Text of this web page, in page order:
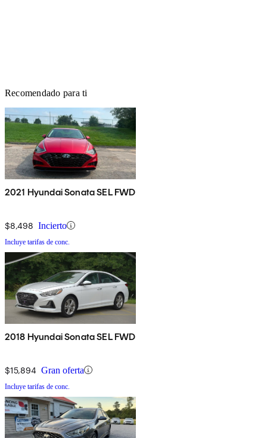
Recomendado para ti
2021 Hyundai Sonata SEL FWD
$8,498 Incierto
Incluye tarifas de conc.
2018 Hyundai Sonata SEL FWD
$15,894 Gran oferta
Incluye tarifas de conc.